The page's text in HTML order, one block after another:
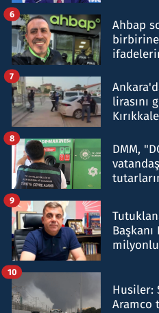
Ahbap
6
lirasını
7
DMM,
8
9
Husiler:
Aramco
10